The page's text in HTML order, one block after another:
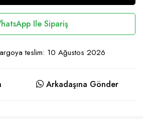
Ile Sipariş
teslim: 10 Ağustos 2026
Arkadaşına Gönder